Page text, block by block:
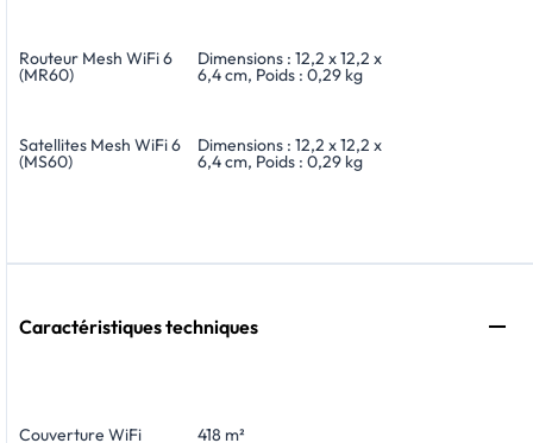
Routeur Mesh WiFi 6
(MR60)
Dimensions : 12,2 x 12,2 x
6,4 cm, Poids : 0,29 kg
Satellites Mesh WiFi 6
(MS60)
Dimensions : 12,2 x 12,2 x
6,4 cm, Poids : 0,29 kg
Caractéristiques techniques
Couverture WiFi 418 m²